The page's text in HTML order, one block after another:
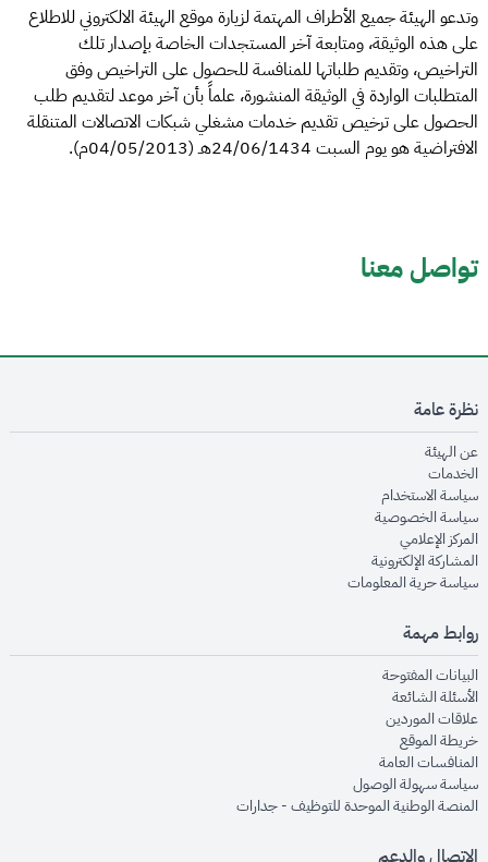
وتدعو الهيئة جميع الأطراف المهتمة لزيارة موقع الهيئة الالكتروني للاطلاع
على هذه الوثيقة، ومتابعة آخر المستجدات الخاصة بإصدار تلك
التراخيص، وتقديم طلباتها للمنافسة للحصول على التراخيص وفق
المتطلبات الواردة في الوثيقة المنشورة، علماً بأن آخر موعد لتقديم طلب
الحصول على ترخيص تقديم خدمات مشغلي شبكات الاتصالات المتنقلة
الافتراضية هو يوم السبت 24/06/1434هـ (04/05/2013م).
تواصل معنا
نظرة عامة
عن الهيئةopens in new window
الخدماتopens in new window
سياسة الاستخدام
سياسة الخصوصيةopens in new window
المركز الإعلاميopens in new window
المشاركة الإلكترونيةopens in new window
سياسة حرية المعلوماتopens in new window
روابط مهمة
البيانات المفتوحةopens in new window
الأسئلة الشائعةopens in new window
علاقات الموردينopens in new window
خريطة الموقعopens in new window
المنافسات العامةopens in new window
سياسة سهولة الوصولopens in new window
المنصة الوطنية الموحدة للتوظيف - جداراتopens in new window
الاتصال والدعم